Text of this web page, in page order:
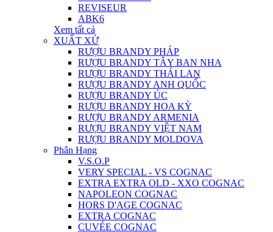
REVISEUR
ABK6
Xem tất cả
XUẤT XỨ
RƯỢU BRANDY PHÁP
RƯỢU BRANDY TÂY BAN NHA
RƯỢU BRANDY THÁI LAN
RƯỢU BRANDY ANH QUỐC
RƯỢU BRANDY ÚC
RƯỢU BRANDY HOA KỲ
RƯỢU BRANDY ARMENIA
RƯỢU BRANDY VIỆT NAM
RƯỢU BRANDY MOLDOVA
Phân Hạng
V.S.O.P
VERY SPECIAL - VS COGNAC
EXTRA EXTRA OLD - XXO COGNAC
NAPOLEON COGNAC
HORS D'AGE COGNAC
EXTRA COGNAC
CUVÉE COGNAC